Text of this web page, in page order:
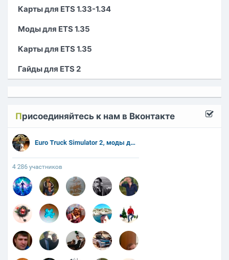
Карты для ETS 1.33-1.34
Моды для ETS 1.35
Карты для ETS 1.35
Гайды для ETS 2
Присоединяйтесь к нам в Вконтакте